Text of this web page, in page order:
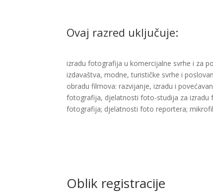
Ovaj razred uključuje:
izradu fotografija u komercijalne svrhe i za
izdavaštva, modne, turističke svrhe i
obradu filmova: razvijanje, izradu i
fotografija, djelatnosti foto-studija za izradu
fotografija; djelatnosti foto reportera;
Oblik registracije